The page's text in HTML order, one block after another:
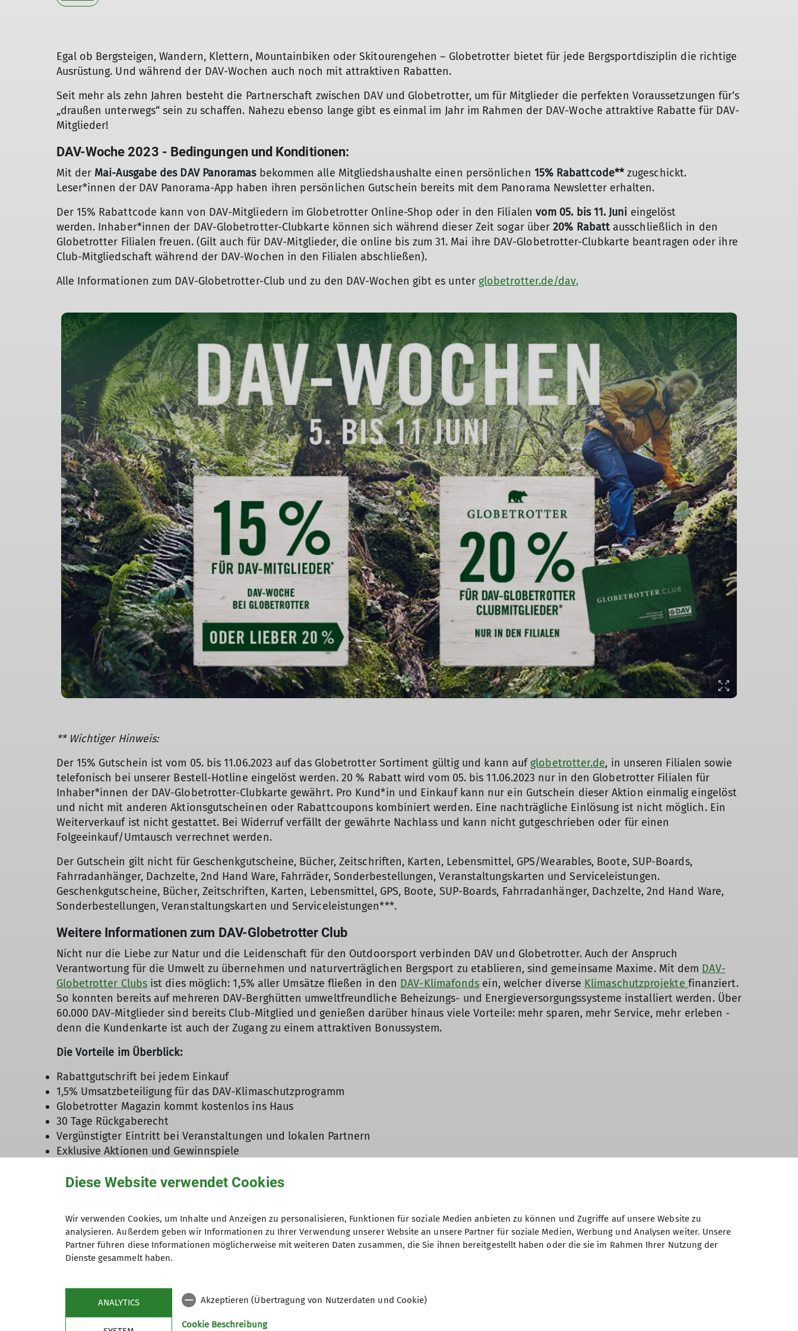
Egal ob Bergsteigen, Wandern, Klettern, Mountainbiken oder Skitourengehen – Globetrotter bietet für jede Bergsportdisziplin die richtige
Ausrüstung. Und während der DAV-Wochen auch noch mit attraktiven Rabatten.
Seit mehr als zehn Jahren besteht die Partnerschaft zwischen DAV und Globetrotter, um für Mitglieder die perfekten Voraussetzungen für‘s
„draußen unterwegs“ sein zu schaffen. Nahezu ebenso lange gibt es einmal im Jahr im Rahmen der DAV-Woche attraktive Rabatte für DAV-
Mitglieder!
DAV-Woche 2023 - Bedingungen und Konditionen:
Mit der Mai-Ausgabe des DAV Panoramasbekommen alle Mitgliedshaushalte einen persönlichen 15% Rabattcode**zugeschickt.
Leser*innen der DAV Panorama-App haben ihren persönlichen Gutschein bereits mit dem Panorama Newsletter erhalten.
Der 15% Rabattcode kann von DAV-Mitgliedern im Globetrotter Online-Shop oder in den Filialen vom 05. bis 11. Juni eingelöst
werden. Inhaber*innen der DAV-Globetrotter-Clubkarte können sich während dieser Zeit sogar über20% Rabatt ausschließlich in den
Globetrotter Filialen freuen. (Gilt auch für DAV-Mitglieder, die online bis zum 31. Mai ihre DAV-Globetrotter-Clubkarte beantragen oder ihre
Club-Mitgliedschaft während der DAV-Wochen in den Filialen abschließen).
Alle Informationen zum DAV-Globetrotter-Club und zu den DAV-Wochen gibt es unter globetrotter.de/dav.
© DAV/Globetrotter
** Wichtiger Hinweis:
Der 15% Gutschein ist vom 05. bis 11.06.2023 auf das Globetrotter Sortiment gültig und kann auf globetrotter.de, in unseren Filialen sowie
telefonisch bei unserer Bestell-Hotline eingelöst werden. 20 % Rabatt wird vom 05. bis 11.06.2023 nur in den Globetrotter Filialen für
Inhaber*innen der DAV-Globetrotter-Clubkarte gewährt. Pro Kund*in und Einkauf kann nur ein Gutschein dieser Aktion einmalig eingelöst
und nicht mit anderen Aktionsgutscheinen oder Rabattcoupons kombiniert werden. Eine nachträgliche Einlösung ist nicht möglich. Ein
Weiterverkauf ist nicht gestattet. Bei Widerruf verfällt der gewährte Nachlass und kann nicht gutgeschrieben oder für einen
Folgeeinkauf/Umtausch verrechnet werden.
Der Gutschein gilt nicht für Geschenkgutscheine, Bücher, Zeitschriften, Karten, Lebensmittel, GPS/Wearables, Boote, SUP-Boards,
Fahrradanhänger, Dachzelte, 2nd Hand Ware, Fahrräder, Sonderbestellungen, Veranstaltungskarten und Serviceleistungen.
Geschenkgutscheine, Bücher, Zeitschriften, Karten, Lebensmittel, GPS, Boote, SUP-Boards, Fahrradanhänger, Dachzelte, 2nd Hand Ware,
Sonderbestellungen, Veranstaltungskarten und Serviceleistungen***.
Weitere Informationen zum DAV-Globetrotter Club
Nicht nur die Liebe zur Natur und die Leidenschaft für den Outdoorsport verbinden DAV und Globetrotter. Auch der Anspruch
Verantwortung für die Umwelt zu übernehmen und naturverträglichen Bergsport zu etablieren, sind gemeinsame Maxime. Mit dem DAV-
Globetrotter Clubsist dies möglich: 1,5% aller Umsätze fließen in den DAV-Klimafonds ein, welcher diverse Klimaschutzprojekte finanziert.
So konnten bereits auf mehreren DAV-Berghütten umweltfreundliche Beheizungs- und Energieversorgungssysteme installiert werden. Über
60.000 DAV-Mitglieder sind bereits Club-Mitglied und genießen darüber hinaus viele Vorteile: mehr sparen, mehr Service, mehr erleben -
denn die Kundenkarte ist auch der Zugang zu einem attraktiven Bonussystem.
Die Vorteile im Überblick:
Rabattgutschrift bei jedem Einkauf
1,5% Umsatzbeteiligung für das DAV-Klimaschutzprogramm
Globetrotter Magazin kommt kostenlos ins Haus
30 Tage Rückgaberecht
Vergünstigter Eintritt bei Veranstaltungen und lokalen Partnern
Exklusive Aktionen und Gewinnspiele
***Tipp - Besondere Serviceleistungen bei Globetrotter
Mieten statt kaufen: Mit demGlobetrotter Outdoor-Verleih holst du dir die aktuelle Spitzenausrüstung für einen befristeten Zeitraum
direkt nach Hause. Zelte, Boote, SUP`s oder ähnliche Produkte können ganz einfach online augeliehen werden. So kannst du
unkompliziert neue Outdoor-Aktivitäten ausprobieren, hast dabei immer die neueste Ausrüstung und musst dir keine Gedanken machen,
wo du diese zu Hause lagern sollst. Die Artikel werden per DHL-Versand direkt zu Dir nach Hause geliefert. Probier's doch mal aus!
Diese Website verwendet Cookies
Wir verwenden Cookies, um Inhalte und Anzeigen zu personalisieren, Funktionen für soziale Medien anbieten zu können und Zugriffe auf unsere Website zu
analysieren. Außerdem geben wir Informationen zu Ihrer Verwendung unserer Website an unsere Partner für soziale Medien, Werbung und Analysen weiter. Unsere
Partner führen diese Informationen möglicherweise mit weiteren Daten zusammen, die Sie ihnen bereitgestellt haben oder die sie im Rahmen Ihrer Nutzung der
Dienste gesammelt haben.
ANALYTICS Akzeptieren (Übertragung von Nutzerdaten und Cookie)
Cookie Beschreibung